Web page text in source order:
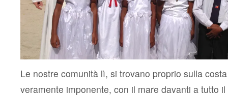
Le nostre comunità lì, si trovano proprio sulla
veramente imponente, con il mare davanti a tutto